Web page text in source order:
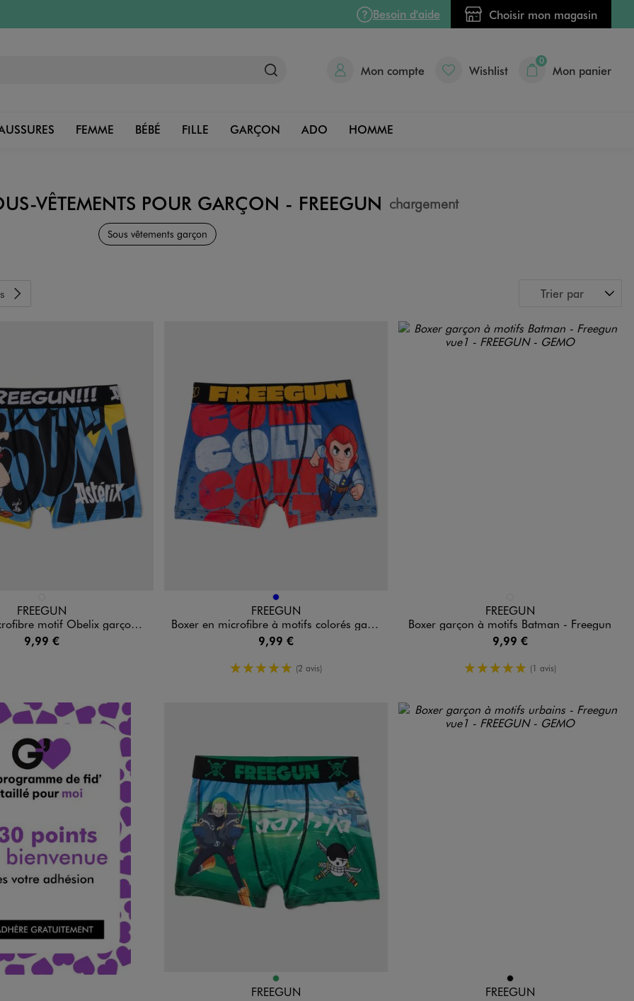
Besoin d'aide Choisir mon magasin
Mon compte Wishlist
0
Mon panier
FEMME BÉBÉ FILLE GARÇON ADO HOMME
VÊTEMENTS POUR GARÇON - FREEGUN chargement
Marques
Sous vêtements garçon
Trier par
FREEGUN
Obelix garçon - Freegun x Astérix & Obélix
9,99 €
Disponible en 1 colorisBLEU
FREEGUN
Boxer en microfibre à motifs colorés garçon - Freegun x Brawl Stars
9,99 €
5/5 de moyenne
(2 avis)
FREEGUN
Boxer garçon à motifs Batman - Freegun
9,99 €
5/5 de moyenne
(1 avis)
Disponible en 1 colorisVERT
FREEGUN
Disponible en 1 colorisNOIR
FREEGUN